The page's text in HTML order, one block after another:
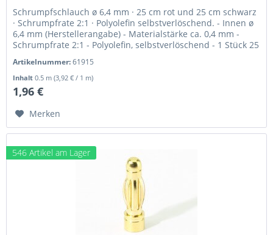
Schrumpfschlauch ø 6,4 mm · 25 cm rot und 25 cm schwarz
· Schrumpfrate 2:1 · Polyolefin selbstverlöschend. - Innen ø
6,4 mm (Herstellerangabe) - Materialstärke ca. 0,4 mm -
Schrumpfrate 2:1 - Polyolefin, selbstverlöschend - 1 Stück 25
Artikelnummer:61915
Inhalt0.5 m(3,92 € / 1 m)
1,96 €
Merken
546 Artikel am Lager